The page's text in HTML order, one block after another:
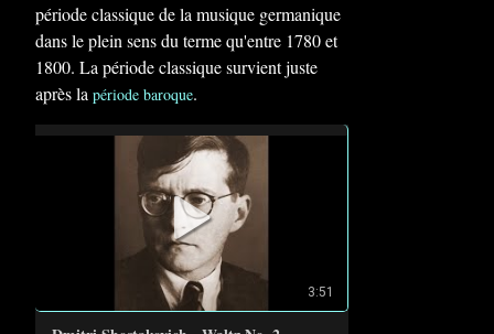
période classique de la musique germanique
dans le plein sens du terme qu'entre 1780 et
1800. La période classique survient juste
après la période baroque.
3:51